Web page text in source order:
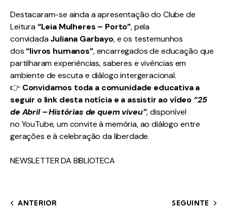
Destacaram-se ainda a apresentação do Clube de
Leitura“Leia Mulheres – Porto”, pela
convidadaJuliana Garbayo, e os testemunhos
dos“livros humanos”, encarregados de educação que
partilharam experiências, saberes e vivências em
ambiente de escuta e diálogo intergeracional.
👉 Convidamos toda a comunidade educativa a
seguir o link desta notícia e a assistir ao vídeo “25
de Abril – Histórias de quem viveu”, disponível
no YouTube, um convite à memória, ao diálogo entre
gerações e à celebração da liberdade.
NEWSLETTER DA BIBLIOTECA
ANTERIOR SEGUINTE